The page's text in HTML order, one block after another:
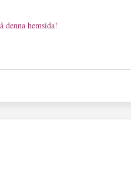
denna hemsida!